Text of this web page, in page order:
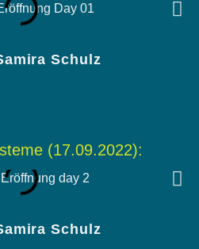
Schulz
(17.09.2022):
Schulz